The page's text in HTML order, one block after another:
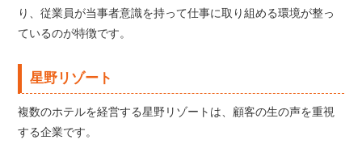
り、従業員が当事者意識を持って仕事に取り組める環境が整っ
ているのが特徴です。
星野リゾート
複数のホテルを経営する星野リゾートは、顧客の生の声を重視
する企業です。